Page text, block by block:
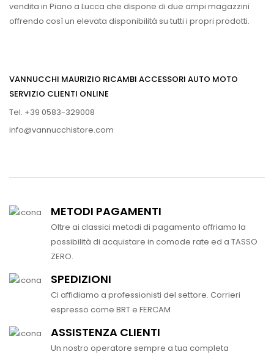
vendita in Piano a Lucca che dispone di due ampi magazzini
offrendo così un elevata disponibilità su tutti i propri prodotti.
VANNUCCHI MAURIZIO RICAMBI ACCESSORI AUTO MOTO
SERVIZIO CLIENTI ONLINE
Tel. +39 0583-329008
info@vannucchistore.com
METODI PAGAMENTI
Oltre ai classici metodi di pagamento offriamo la
possibilità di acquistare in comode rate ed a TASSO
ZERO.
SPEDIZIONI
Ci affidiamo a professionisti del settore. Corrieri
espresso come BRT e FERCAM
ASSISTENZA CLIENTI
Un nostro operatore sempre a tua completa